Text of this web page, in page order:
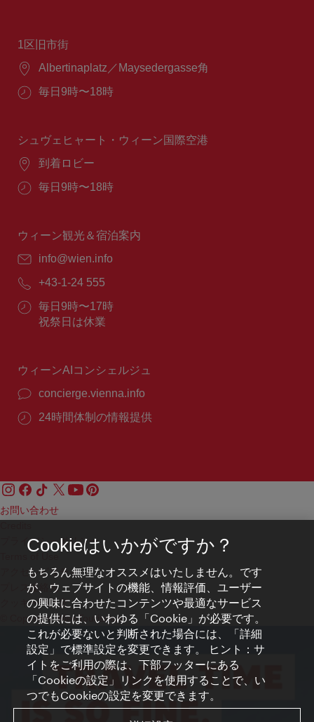
1区旧市街
場
Albertinaplatz／Maysedergasse角
営
間：
毎日9時〜18時
シュヴェヒャート・ウィーン国際空港
場
到着ロビー
営
間：
毎日9時〜18時
ウィーン観光＆宿泊案内
E
ー
ル：
info@wien.info
電
番
号：
+43-1-24 555
営
業
毎日9時〜17時
祝祭日は休業
ウィーンAIコンシェルジュ
concierge.vienna.info
24時間体制の情報提供
お問い合わせ
プライバシーポリシー
アクセシビリティ
プレス連絡先
クッキーの設定
© Copyright WienTourismus
Cookieはいかがですか？
もちろん無理なオススメはいたしません。です
が、ウェブサイトの機能、情報評価、ユーザー
の興味に合わせたコンテンツや最適なサービス
の提供には、いわゆる「Cookie」が必要です。
これが必要ないと判断された場合には、「詳細
設定」で標準設定を変更できます。 ヒント：サ
イトをご利用の際は、下部フッターにある
「Cookieの設定」リンクを使用することで、い
つでもCookieの設定を変更できます。